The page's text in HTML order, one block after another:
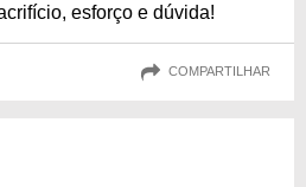
esforço e dúvida!
COMPARTILHAR